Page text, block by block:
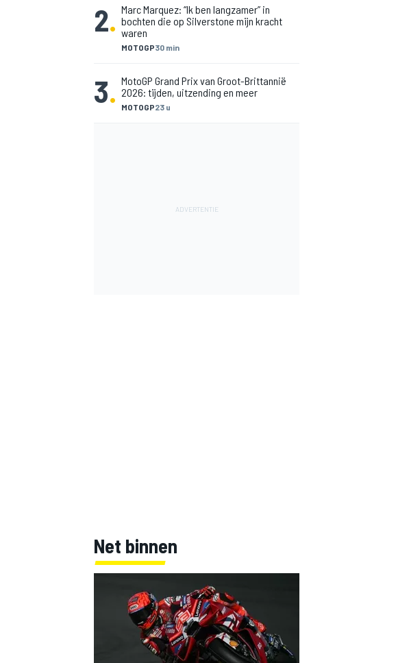
2.
MOTOGP30 min
Marc Marquez: “Ik ben langzamer” in
bochten die op Silverstone mijn kracht
waren
3. MOTOGP23 u
MotoGP Grand Prix van Groot-Brittannië
2026: tijden, uitzending en meer
Net binnen